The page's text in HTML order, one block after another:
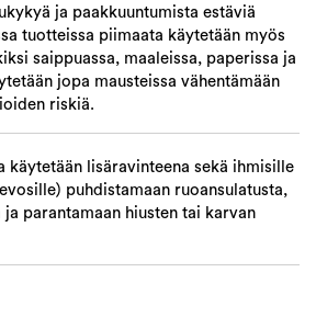
ja paakkuuntumista estäviä
tuotteissa piimaata käytetään myös
saippuassa, maaleissa, paperissa ja
jopa mausteissa vähentämään
riskiä.
käytetään lisäravinteena sekä ihmisille
puhdistamaan ruoansulatusta,
parantamaan hiusten tai karvan